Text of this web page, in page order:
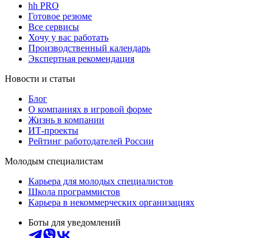
hh PRO
Готовое резюме
Все сервисы
Хочу у вас работать
Производственный календарь
Экспертная рекомендация
Новости и статьи
Блог
О компаниях в игровой форме
Жизнь в компании
ИТ-проекты
Рейтинг работодателей России
Молодым специалистам
Карьера для молодых специалистов
Школа программистов
Карьера в некоммерческих организациях
Боты для уведомлений